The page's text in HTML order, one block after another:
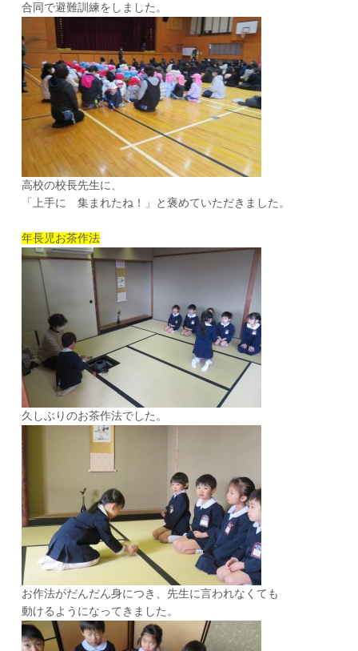
合同で避難訓練をしました。
高校の校長先生に、
「上手に 集まれたね！」と褒めていただきました。
年長児お茶作法
久しぶりのお茶作法でした。
お作法がだんだん身につき、先生に言われなくても
動けるようになってきました。